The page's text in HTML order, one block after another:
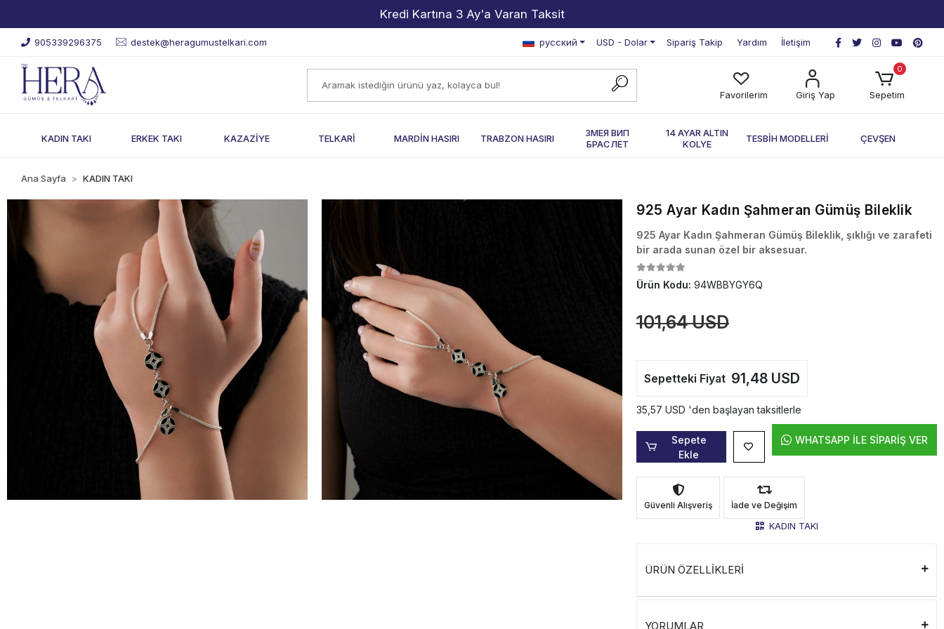
2000 TL ve Üzeri Alışverişlerde Kargo Bedava!
905339296375 destek@heragumustelkari.com русский USD - Dolar Sipariş Takip Yardım İletişim
Favorilerim Giriş Yap
0
Sepetim
KADIN TAKI ERKEK TAKI KAZAZİYE TELKARİ MARDİN HASIRI TRABZON HASIRI
ЗМЕЯ ВИП
БРАСЛЕТ
14 AYAR ALTIN
KOLYE
TESBİH MODELLERİ ÇEVŞEN
Ana Sayfa KADIN TAKI
925 Ayar Kadın Şahmeran Gümüş Bileklik
925 Ayar Kadın Şahmeran Gümüş Bileklik, şıklığı ve zarafeti
bir arada sunan özel bir aksesuar.
Ürün Kodu: 94WBBYGY6Q
101,64 USD
Sepetteki Fiyat 91,48 USD
35,57 USD 'den başlayan taksitlerle
Sepete
Ekle
WHATSAPP İLE SİPARİŞ VER
Güvenli Alışveriş İade ve Değişim
KADIN TAKI
ÜRÜN ÖZELLİKLERİ
YORUMLAR